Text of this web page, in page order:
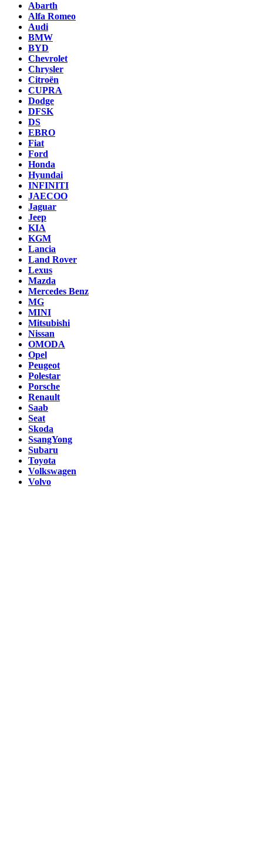
Abarth
Alfa Romeo
Audi
BMW
BYD
Chevrolet
Chrysler
Citroën
CUPRA
Dodge
DFSK
DS
EBRO
Fiat
Ford
Honda
Hyundai
INFINITI
JAECOO
Jaguar
Jeep
KIA
KGM
Lancia
Land Rover
Lexus
Mazda
Mercedes Benz
MG
MINI
Mitsubishi
Nissan
OMODA
Opel
Peugeot
Polestar
Porsche
Renault
Saab
Seat
Skoda
SsangYong
Subaru
Toyota
Volkswagen
Volvo